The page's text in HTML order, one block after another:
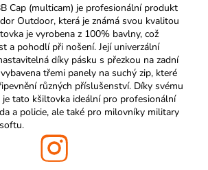
Cap (multicam) je profesionální produkt
Outdoor, která je známá svou kvalitou
je vyrobena z 100% bavlny, což
a pohodlí při nošení. Její univerzální
díky pásku s přezkou na zadní
třemi panely na suchý zip, které
různých příslušenství. Díky svému
tato kšiltovka ideální pro profesionální
a policie, ale také pro milovníky military